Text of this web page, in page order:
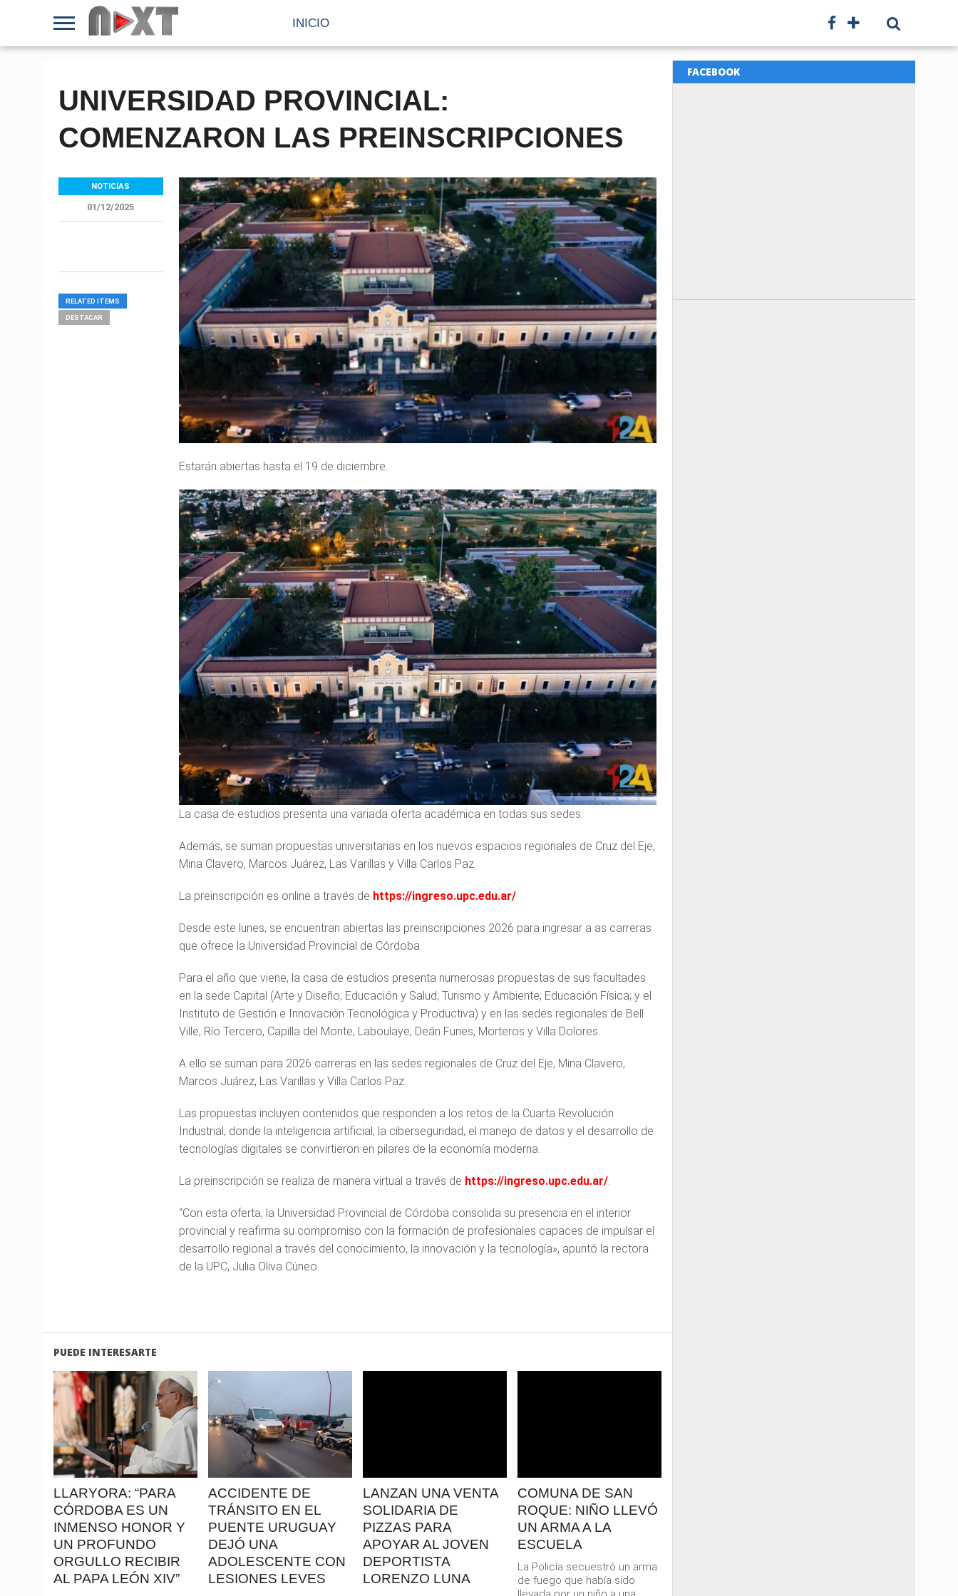
INICIO
UNIVERSIDAD PROVINCIAL:
COMENZARON LAS PREINSCRIPCIONES
Estarán abiertas hasta el 19 de diciembre.
La casa de estudios presenta una variada oferta académica en todas sus sedes.
Además, se suman propuestas universitarias en los nuevos espacios regionales de Cruz del Eje,
Mina Clavero, Marcos Juárez, Las Varillas y Villa Carlos Paz.
La preinscripción es online a través de https://ingreso.upc.edu.ar/
Desde este lunes, se encuentran abiertas las preinscripciones 2026 para ingresar a as carreras
que ofrece la Universidad Provincial de Córdoba.
Para el año que viene, la casa de estudios presenta numerosas propuestas de sus facultades
en la sede Capital (Arte y Diseño; Educación y Salud; Turismo y Ambiente; Educación Física; y el
Instituto de Gestión e Innovación Tecnológica y Productiva) y en las sedes regionales de Bell
Ville, Río Tercero, Capilla del Monte, Laboulaye, Deán Funes, Morteros y Villa Dolores.
A ello se suman para 2026 carreras en las sedes regionales de Cruz del Eje, Mina Clavero,
Marcos Juárez, Las Varillas y Villa Carlos Paz.
Las propuestas incluyen contenidos que responden a los retos de la Cuarta Revolución
Industrial, donde la inteligencia artificial, la ciberseguridad, el manejo de datos y el desarrollo de
tecnologías digitales se convirtieron en pilares de la economía moderna.
La preinscripción se realiza de manera virtual a través de https://ingreso.upc.edu.ar/.
“Con esta oferta, la Universidad Provincial de Córdoba consolida su presencia en el interior
provincial y reafirma su compromiso con la formación de profesionales capaces de impulsar el
desarrollo regional a través del conocimiento, la innovación y la tecnología», apuntó la rectora
de la UPC, Julia Oliva Cúneo.
NOTICIAS
01/12/2025
RELATED ITEMS
DESTACAR
PUEDE INTERESARTE
LEER
MAS
LLARYORA: “PARA
CÓRDOBA ES UN
INMENSO HONOR Y
UN PROFUNDO
ORGULLO RECIBIR
AL PAPA LEÓN XIV”
LEER
MAS
ACCIDENTE DE
TRÁNSITO EN EL
PUENTE URUGUAY
DEJÓ UNA
ADOLESCENTE CON
LESIONES LEVES
LANZAN UNA VENTA
SOLIDARIA DE
PIZZAS PARA
APOYAR AL JOVEN
DEPORTISTA
LORENZO LUNA
COMUNA DE SAN
ROQUE: NIÑO LLEVÓ
UN ARMA A LA
ESCUELA
La Policía secuestró un arma
de fuego que había sido
FACEBOOK